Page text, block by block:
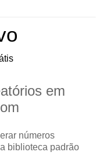
em
números
biblioteca padrão